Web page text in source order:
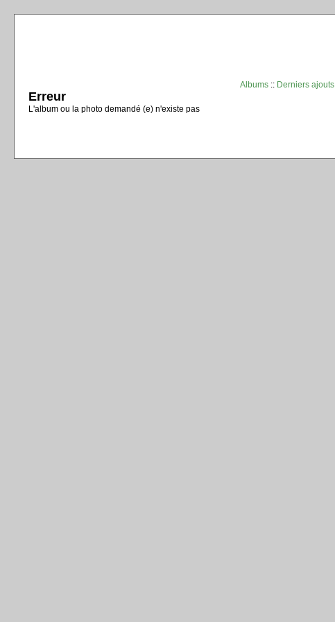
Albums :: Derniers ajouts
Erreur
L'album ou la photo demandé (e) n'existe pas